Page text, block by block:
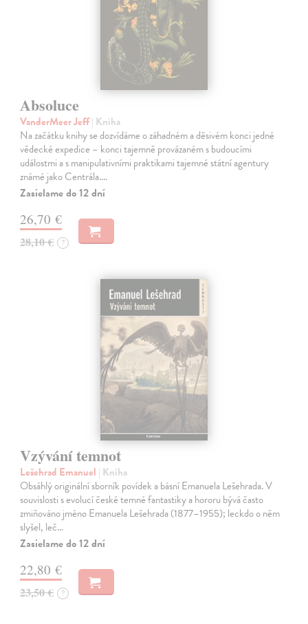
Absoluce
VanderMeer Jeff| Kniha
Na začátku knihy se dozvídáme o záhadném a děsivém konci jedné
vědecké expedice – konci tajemně provázaném s budoucími
událostmi a s manipulativními praktikami tajemné státní agentury
známé jako Centrála.…
Zasielame do 12 dní
26,70 €
28,10 € ?
Vzývání temnot
Lešehrad Emanuel | Kniha
Obsáhlý originální sborník povídek a básní Emanuela Lešehrada. V
souvislosti s evolucí české temné fantastiky a hororu bývá často
zmiňováno jméno Emanuela Lešehrada (1877–1955); leckdo o něm
slyšel, leč…
Zasielame do 12 dní
22,80 €
23,50 € ?